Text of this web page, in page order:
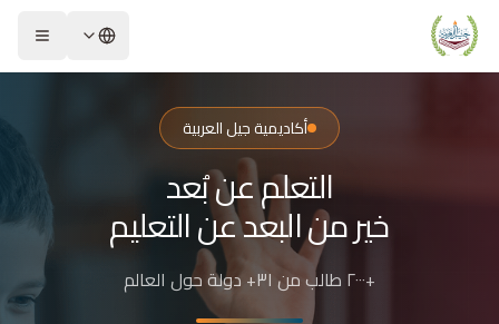
أكاديمية جيل العربية – Jeel Alarabiya Academy
أكاديمية جيل العربية هي منصة تعليمية عبر الإنترنت تأسست عام 2023، متخصصة في تعليم اللغة العربية وتجويد القرآن الكريم والتربية الإسلامية والعلوم للأطفال والبالغين من مختلف أنحاء العالم.
ما الذي تقدمه الأكاديمية؟
تعليم اللغة العربية للناطقين بها وغير الناطقين بها
تجويد وحفظ القرآن الكريم مع إجازات معتمدة
الدراسات الإسلامية والتربية الدينية
اللغة الإنجليزية والفرنسية
البرمجة وعلم الفلك والفنون
الشريحة 2 من 4: التعلم عن بُعد خير من البعد عن التعليم
أكاديمية جيل العربية
التعلم عن بُعد
خير من البعد عن التعليم
+٢٠٠٠ طالب من ٣١+ دولة حول العالم